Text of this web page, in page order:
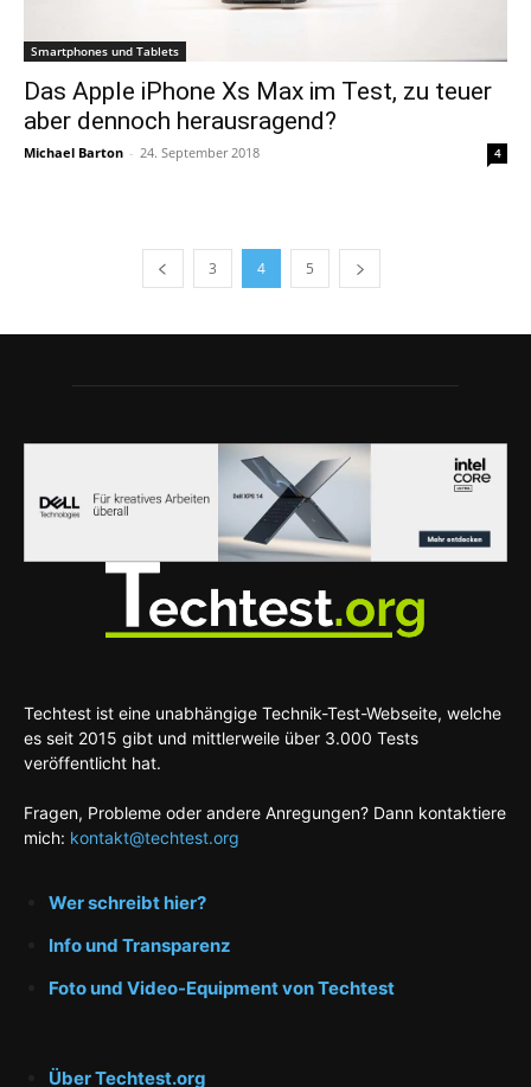
Smartphones und Tablets
Das Apple iPhone Xs Max im Test, zu teuer
aber dennoch herausragend?
Michael Barton - 24. September 2018 4
3 4 5
Techtest ist eine unabhängige Technik-Test-Webseite, welche
es seit 2015 gibt und mittlerweile über 3.000 Tests
veröffentlicht hat.
Fragen, Probleme oder andere Anregungen? Dann kontaktiere
mich: kontakt@techtest.org
Wer schreibt hier?
Info und Transparenz
Foto und Video-Equipment von Techtest
Über Techtest.org